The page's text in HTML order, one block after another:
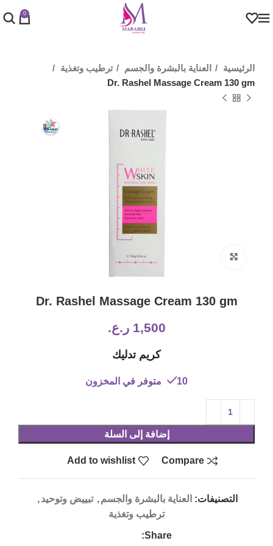
0
الرئيسية العناية بالبشرة والجسم
ترطيب وتغذية
Dr. Rashel Massage Cream 130 gm
Dr. Rashel Massage Cream 130 gm
1,500 ر.ع.
كريم تدليك
10 متوفر في المخزون
إضافة إلى السلة
Compare
Add to wishlist
التصنيفات: العناية بالبشرة والجسم , تبييض وتوحيد ,
ترطيب وتغذية
Share: